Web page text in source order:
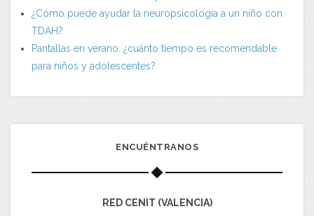
¿Cómo puede ayudar la neuropsicología a un niño con
TDAH?
Pantallas en verano: ¿cuánto tiempo es recomendable
para niños y adolescentes?
ENCUÉNTRANOS
RED CENIT (VALENCIA)